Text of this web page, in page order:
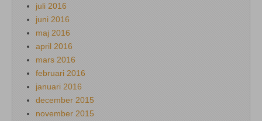
juli 2016
juni 2016
maj 2016
april 2016
mars 2016
februari 2016
januari 2016
december 2015
november 2015